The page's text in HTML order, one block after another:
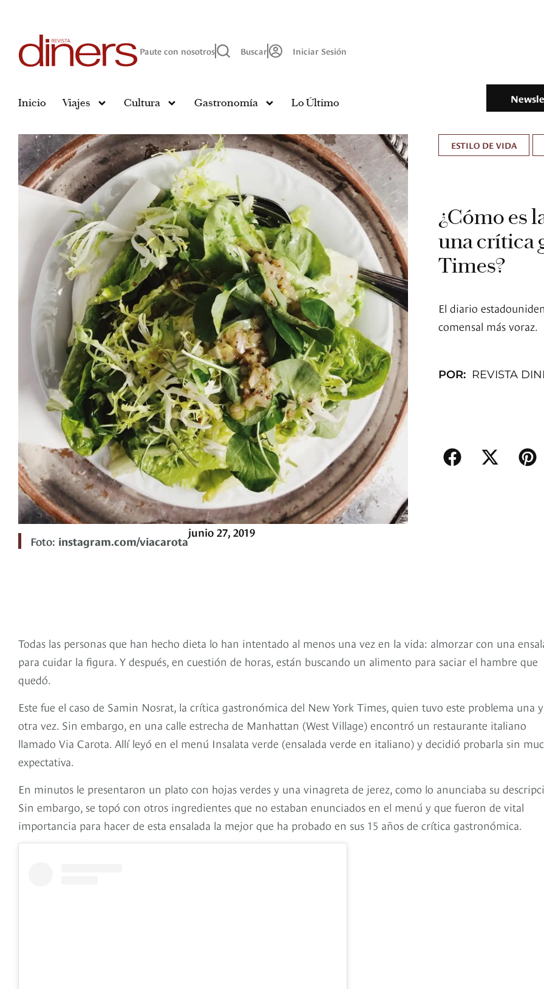
Paute con nosotros Buscar Iniciar Sesión
Inicio Viajes Cultura Gastronomía Lo Último
Foto: instagram.com/viacarota
junio 27, 2019
ESTILO DE VIDA
¿Cómo es
una crítica
Times?
El diario
comensal más voraz.
POR: REVISTA
Todas las personas que han hecho dieta lo han intentado al menos una vez en la vida: almorzar con una
para cuidar la figura. Y después, en cuestión de horas, están buscando un alimento para saciar el hambre que
quedó.
Este fue el caso de Samin Nosrat, la crítica gastronómica del New York Times, quien tuvo este problema una y
otra vez. Sin embargo, en una calle estrecha de Manhattan (West Village) encontró un restaurante italiano
llamado Via Carota. Allí leyó en el menú Insalata verde (ensalada verde en italiano) y decidió probarla sin
expectativa.
En minutos le presentaron un plato con hojas verdes y una vinagreta de jerez, como lo anunciaba su
Sin embargo, se topó con otros ingredientes que no estaban enunciados en el menú y que fueron de vital
importancia para hacer de esta ensalada la mejor que ha probado en sus 15 años de crítica gastronómica.